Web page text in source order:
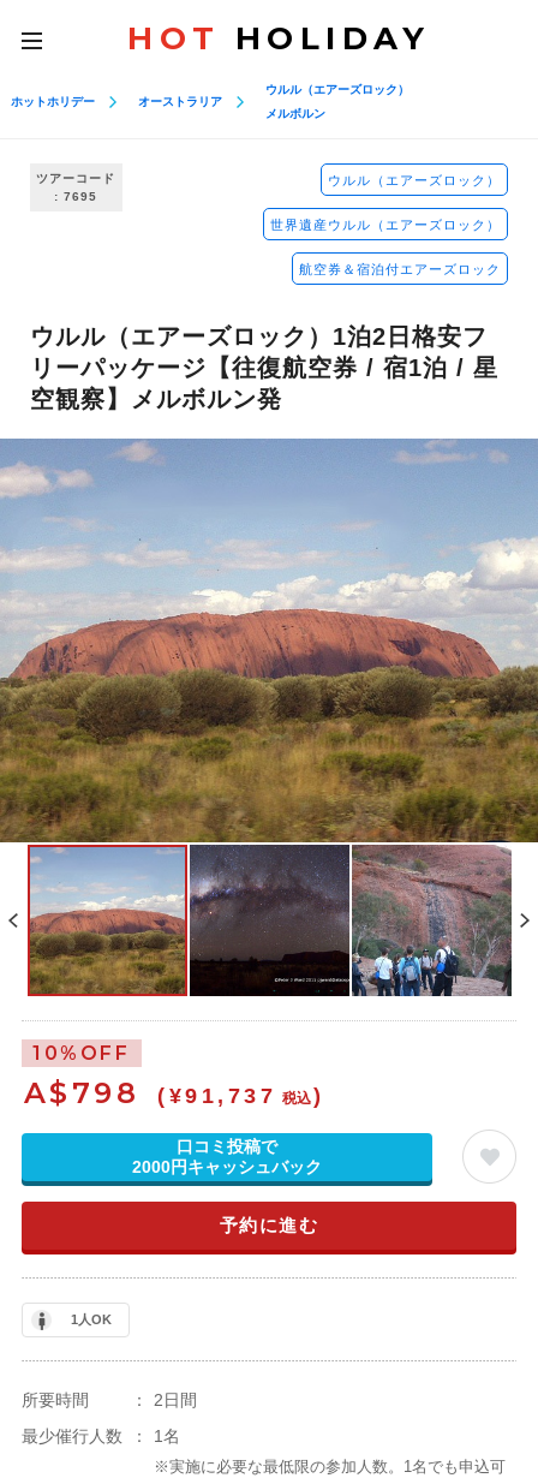
toggle
navigation
HOT HOLIDAY
ホットホリデー オーストラリア
ウルル（エアーズロック）
メルボルン
ツアーコード
: 7695
ウルル（エアーズロック）
世界遺産ウルル（エアーズロック）
航空券＆宿泊付エアーズロック
ウルル（エアーズロック）1泊2日格安フ
リーパッケージ【往復航空券 / 宿1泊 / 星
空観察】メルボルン発
夜は星空観察ツアー（英語）付き
10%OFF
A$ 798 (¥91,737 税込)
口コミ投稿で
2000円キャッシュバック
予約に進む
1人OK
所要時間 ：
2日間
最少催行人数
： 1名
※実施に必要な最低限の参加人数。1名でも申込可